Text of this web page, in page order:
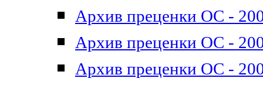
Архив преценки ОС -
Архив преценки ОС -
Архив преценки ОС -